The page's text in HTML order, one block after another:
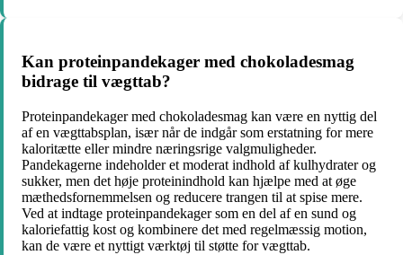
Kan proteinpandekager med chokoladesmag
bidrage til vægttab?
Proteinpandekager med chokoladesmag kan være en nyttig del
af en vægttabsplan, især når de indgår som erstatning for mere
kaloritætte eller mindre næringsrige valgmuligheder.
Pandekagerne indeholder et moderat indhold af kulhydrater og
sukker, men det høje proteinindhold kan hjælpe med at øge
mæthedsfornemmelsen og reducere trangen til at spise mere.
Ved at indtage proteinpandekager som en del af en sund og
kaloriefattig kost og kombinere det med regelmæssig motion,
kan de være et nyttigt værktøj til støtte for vægttab.